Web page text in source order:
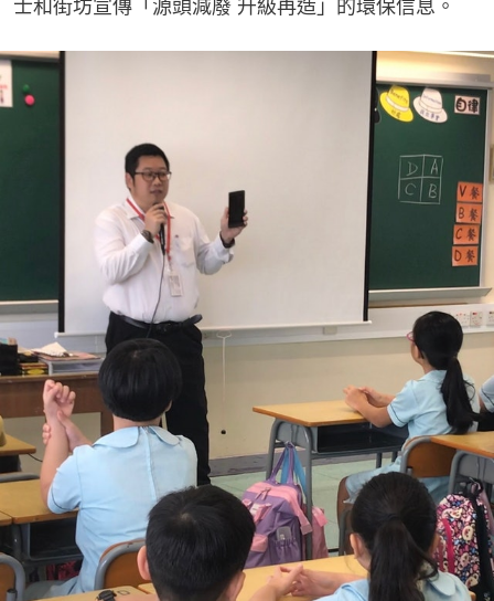
士和街坊宣傳「源頭減廢 升級再造」的環保信息。